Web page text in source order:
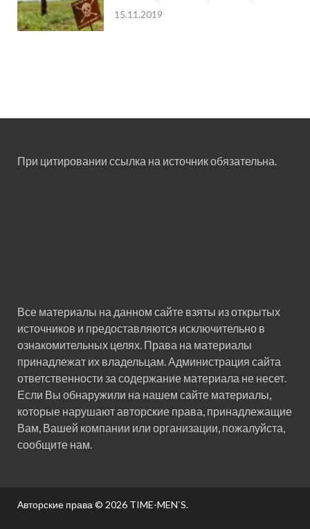
15.11.2019
При цитировании ссылка на источник обязательна.
Все материалы на данном сайте взяты из открытых
источников и предоставляются исключительно в
ознакомительных целях. Права на материалы
принадлежат их владельцам. Администрация сайта
ответственности за содержание материала не несет.
Если Вы обнаружили на нашем сайте материалы,
которые нарушают авторские права, принадлежащие
Вам, Вашей компании или организации, пожалуйста,
сообщите нам.
Авторские права © 2026 TIME-MEN`S.